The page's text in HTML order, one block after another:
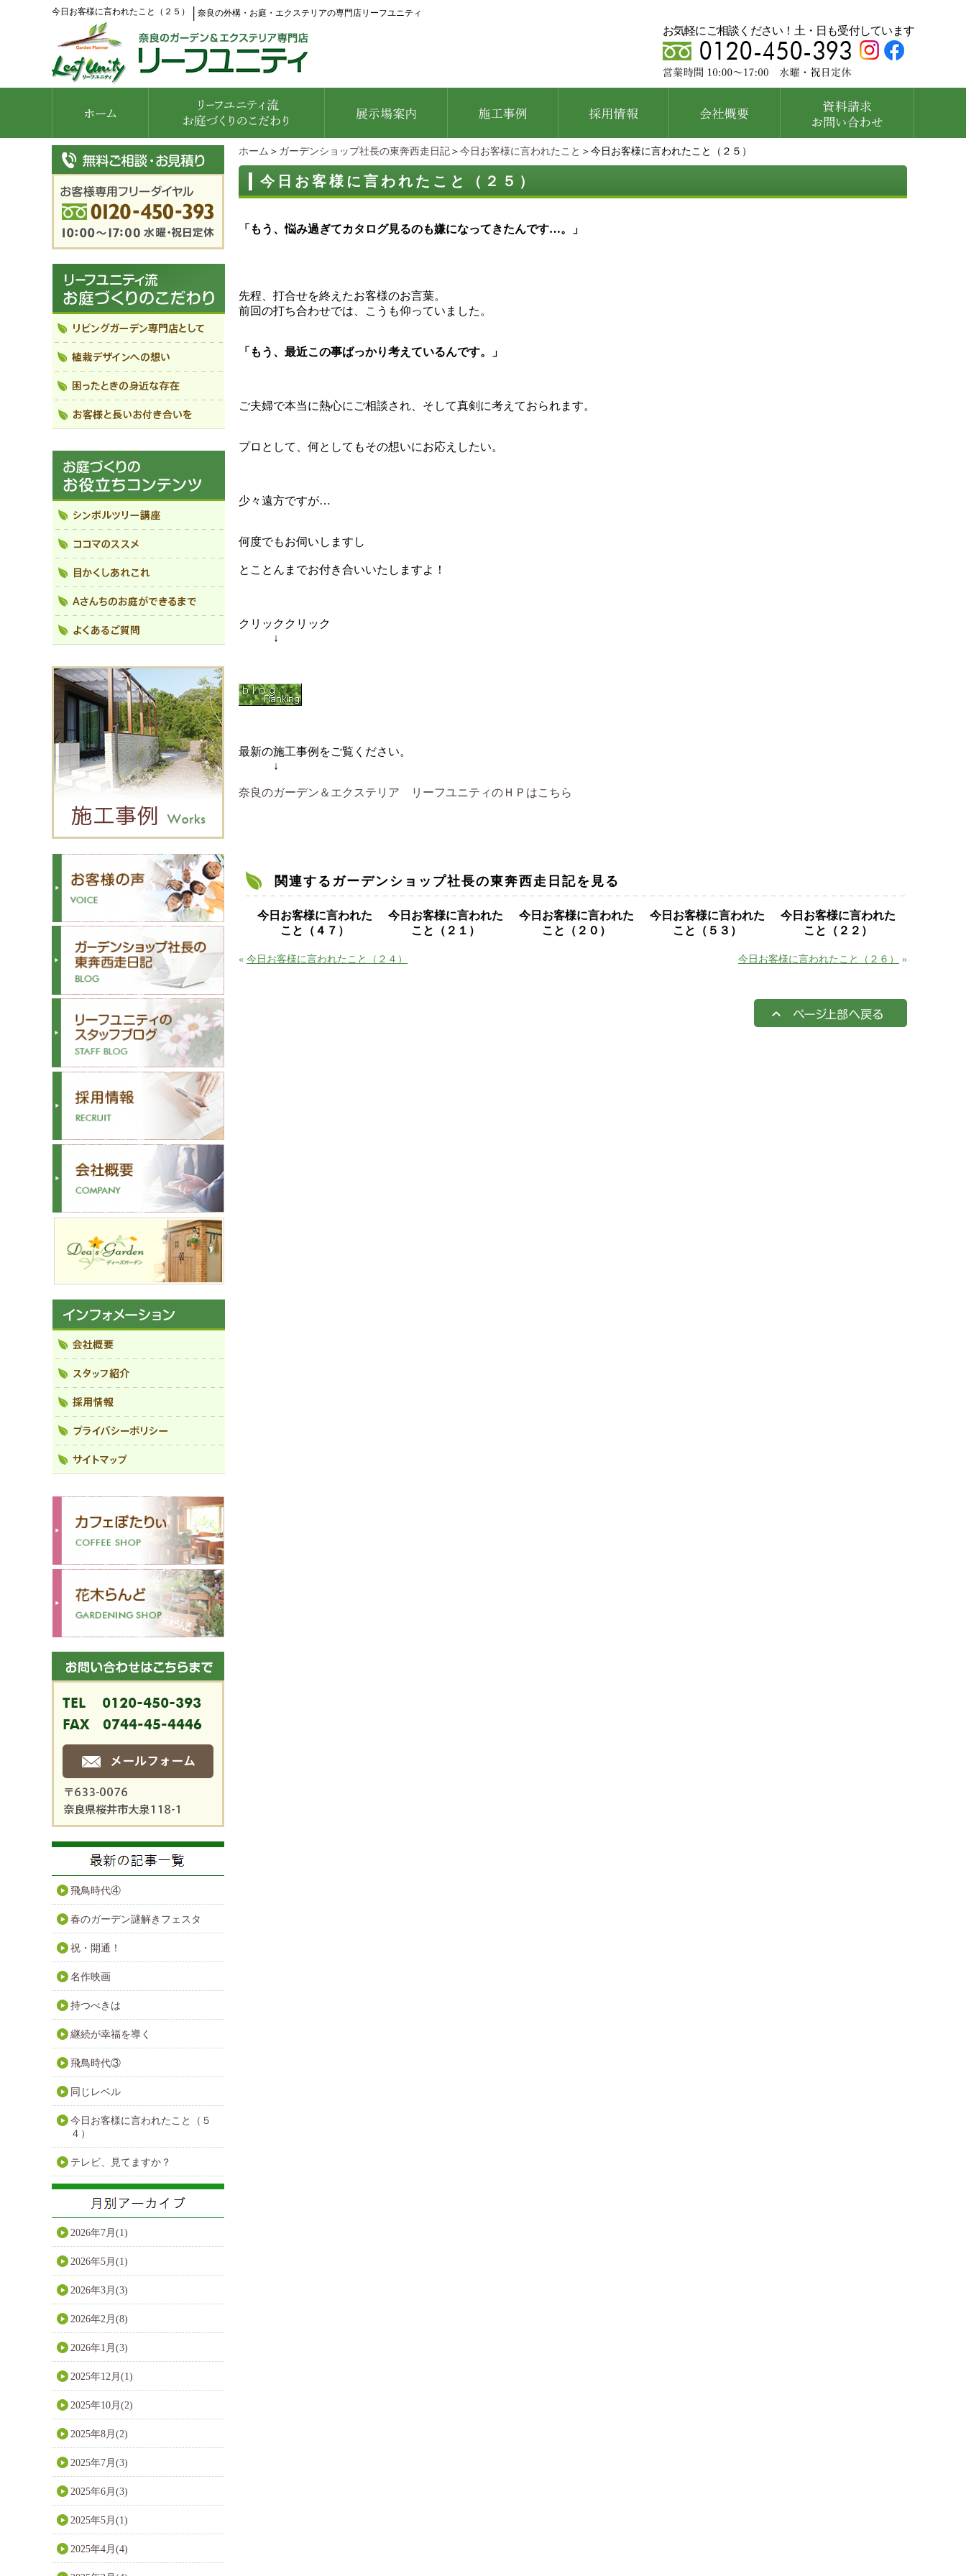
今日お客様に言われたこと（２５） 奈良の外構・お庭・エクステリアの専門店リーフユニティ
お気軽にご相談ください！土・日も受付しています
ホーム ＞ ガーデンショップ社長の東奔西走日記 ＞ 今日お客様に言われたこと ＞今日お客様に言われたこと（２５）
今日お客様に言われたこと（２５）
「もう、悩み過ぎてカタログ見るのも嫌になってきたんです…。」
先程、打合せを終えたお客様のお言葉。
前回の打ち合わせでは、こうも仰っていました。
「もう、最近この事ばっかり考えているんです。」
ご夫婦で本当に熱心にご相談され、そして真剣に考えておられます。
プロとして、何としてもその想いにお応えしたい。
少々遠方ですが…
何度でもお伺いしますし
とことんまでお付き合いいたしますよ！
クリッククリック
↓
最新の施工事例をご覧ください。
↓
奈良のガーデン＆エクステリア リーフユニティのＨＰはこちら
関連するガーデンショップ社長の東奔西走日記を見る
今日お客様に言われた
こと（４７）
今日お客様に言われた
こと（２１）
今日お客様に言われた
こと（２０）
今日お客様に言われた
こと（５３）
今日お客様に言われた
こと（２２）
« 今日お客様に言われたこと（２４） 今日お客様に言われたこと（２６） »
飛鳥時代④
春のガーデン謎解きフェスタ
祝・開通！
名作映画
持つべきは
継続が幸福を導く
飛鳥時代③
同じレベル
今日お客様に言われたこと（５
４）
テレビ、見てますか？
2026年7月(1)
2026年5月(1)
2026年3月(3)
2026年2月(8)
2026年1月(3)
2025年12月(1)
2025年10月(2)
2025年8月(2)
2025年7月(3)
2025年6月(3)
2025年5月(1)
2025年4月(4)